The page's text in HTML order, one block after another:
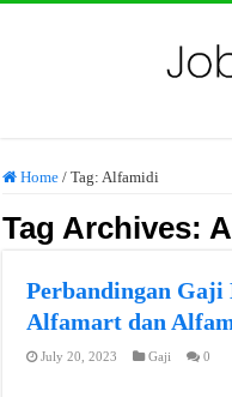
Home / Tag: Alfamidi
Tag Archives:
Perbandingan
Alfamart dan
July 20, 2023 Gaji 0